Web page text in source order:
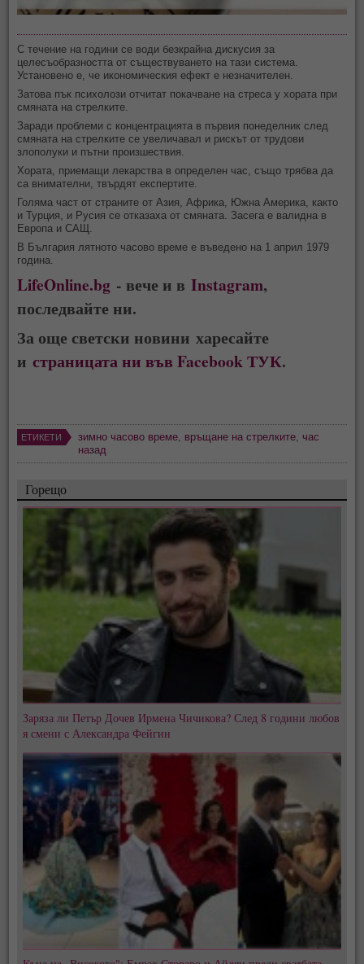
С течение на години се води безкрайна дискусия за
целесъобразността от съществуването на тази система.
Установено е, че икономическия ефект е незначителен.
Затова пък психолози отчитат покачване на стреса у хората при
смяната на стрелките.
Заради проблеми с концентрацията в първия понеделник след
смяната на стрелките се увеличавал и рискът от трудови
злополуки и пътни произшествия.
Хората, приемащи лекарства в определен час, също трябва да
са внимателни, твърдят експертите.
Голяма част от страните от Азия, Африка, Южна Америка, както
и Турция, и Русия се отказаха от смяната. Засега е валидна в
Европа и САЩ.
В България лятното часово време е въведено на 1 април 1979
година.
LifeOnline.bg - вече и вInstagram,
последвайте ни.
За още светски новини харесайте
истраницата ни във Facebook ТУК.
ЕТИКЕТИ зимно часово време, връщане на стрелките, час
назад
Горещо
Заряза ли Петър Дочев Ирмена Чичикова? След 8 години любов
я смени с Александра Фейгин